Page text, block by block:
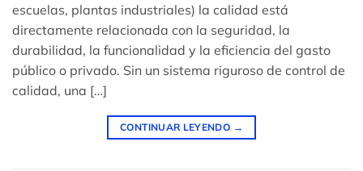
escuelas, plantas industriales) la calidad está
directamente relacionada con la seguridad, la
durabilidad, la funcionalidad y la eficiencia del gasto
público o privado. Sin un sistema riguroso de control de
calidad, una […]
CONTINUAR LEYENDO →